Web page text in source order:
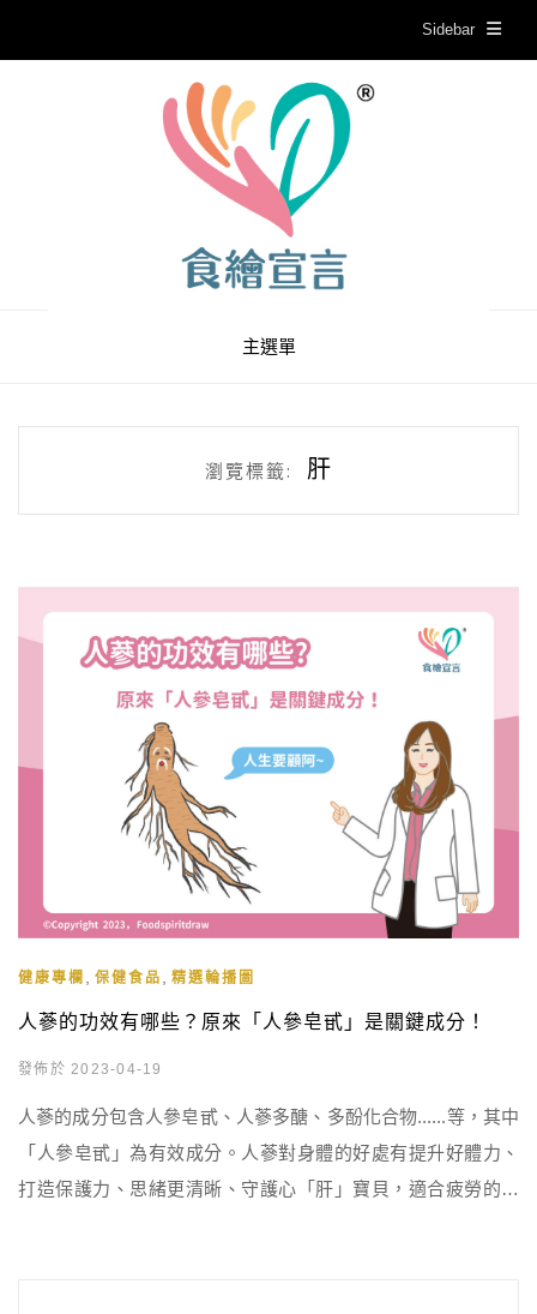
Sidebar
主選單
瀏覽標籤: 肝
健康專欄 保健食品 精選輪播圖
人蔘的功效有哪些？原來「人參皂甙」是關鍵成分！
發佈於 2023-04-19
人蔘的成分包含人參皂甙、人蔘多醣、多酚化合物......等，其中
「人參皂甙」為有效成分。人蔘對身體的好處有提升好體力、
打造保護力、思緒更清晰、守護心「肝」寶貝，適合疲勞的上